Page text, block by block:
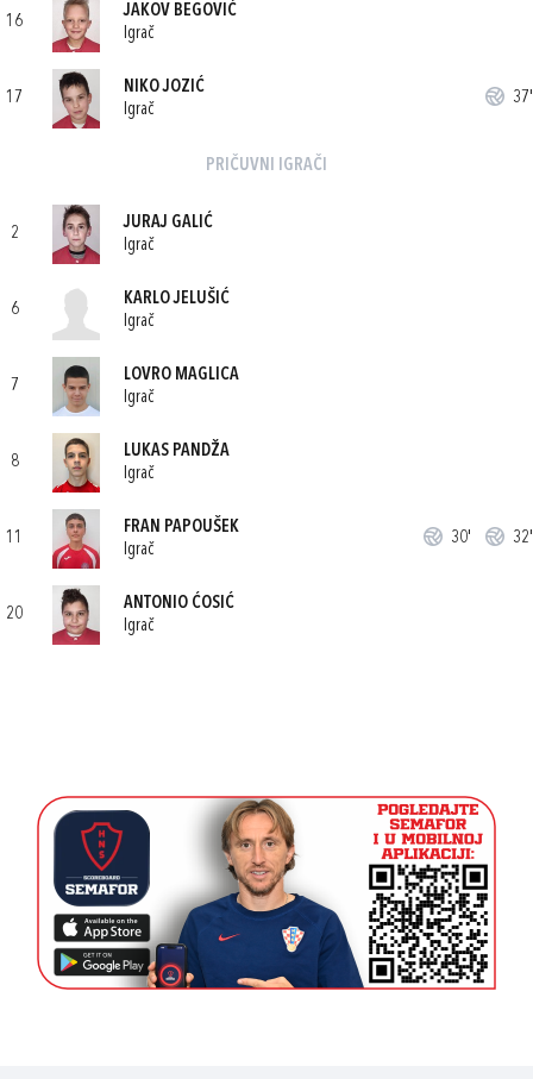
16
JAKOV BEGOVIĆ
Igrač
17
NIKO JOZIĆ
Igrač
37'
PRIČUVNI IGRAČI
2
JURAJ GALIĆ
Igrač
6
KARLO JELUŠIĆ
Igrač
7
LOVRO MAGLICA
Igrač
8
LUKAS PANDŽA
Igrač
11
FRAN PAPOUŠEK
Igrač
30' 32'
20
ANTONIO ĆOSIĆ
Igrač